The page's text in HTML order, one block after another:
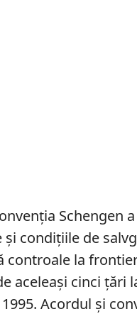
Schengen
condițiile de
controale la
aceleași cinci țări
Acordul și